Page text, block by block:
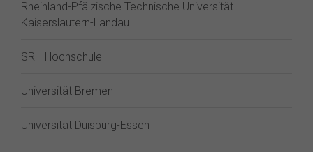
Rheinland-Pfälzische Technische Universität
Kaiserslautern-Landau
SRH Hochschule
Universität Bremen
Universität Duisburg-Essen